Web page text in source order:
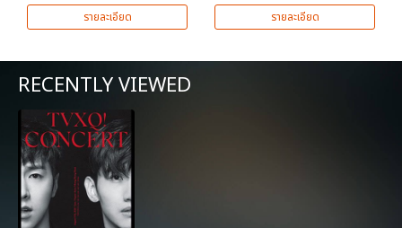
รายละเอียด รายละเอียด
RECENTLY VIEWED